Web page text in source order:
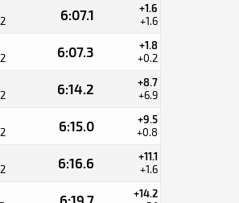
6:07.1 +1.6
+1.6
6:07.3 +1.8
+0.2
6:14.2 +8.7
+6.9
6:15.0 +9.5
+0.8
6:16.6 +11.1
+1.6
6:19.7 +14.2